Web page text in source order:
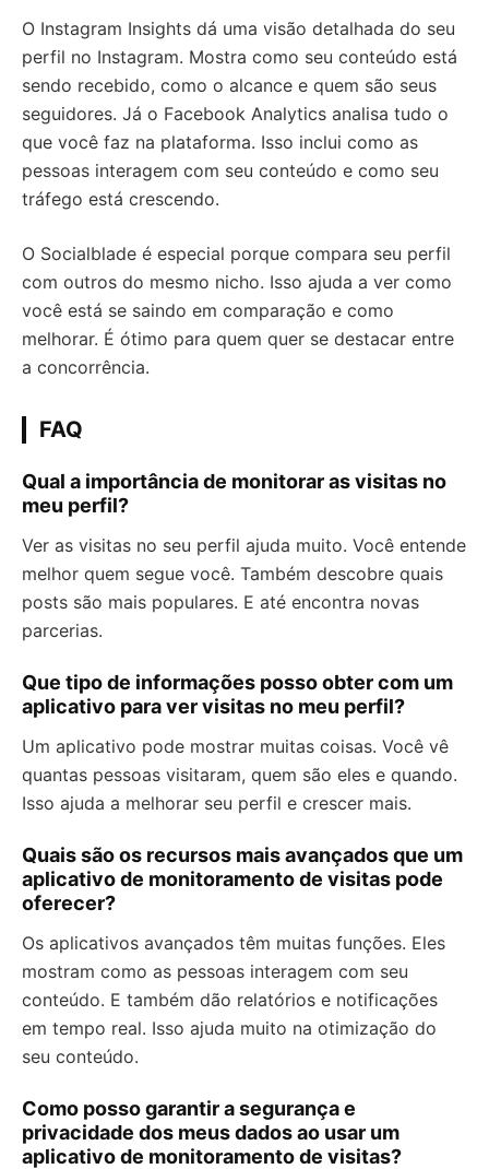
O Instagram Insights dá uma visão detalhada do seu
perfil no Instagram. Mostra como seu conteúdo está
sendo recebido, como o alcance e quem são seus
seguidores. Já o Facebook Analytics analisa tudo o
que você faz na plataforma. Isso inclui como as
pessoas interagem com seu conteúdo e como seu
tráfego está crescendo.
O Socialblade é especial porque compara seu perfil
com outros do mesmo nicho. Isso ajuda a ver como
você está se saindo em comparação e como
melhorar. É ótimo para quem quer se destacar entre
a concorrência.
FAQ
Qual a importância de monitorar as visitas no
meu perfil?
Ver as visitas no seu perfil ajuda muito. Você entende
melhor quem segue você. Também descobre quais
posts são mais populares. E até encontra novas
parcerias.
Que tipo de informações posso obter com um
aplicativo para ver visitas no meu perfil?
Um aplicativo pode mostrar muitas coisas. Você vê
quantas pessoas visitaram, quem são eles e quando.
Isso ajuda a melhorar seu perfil e crescer mais.
Quais são os recursos mais avançados que um
aplicativo de monitoramento de visitas pode
oferecer?
Os aplicativos avançados têm muitas funções. Eles
mostram como as pessoas interagem com seu
conteúdo. E também dão relatórios e notificações
em tempo real. Isso ajuda muito na otimização do
seu conteúdo.
Como posso garantir a segurança e
privacidade dos meus dados ao usar um
aplicativo de monitoramento de visitas?